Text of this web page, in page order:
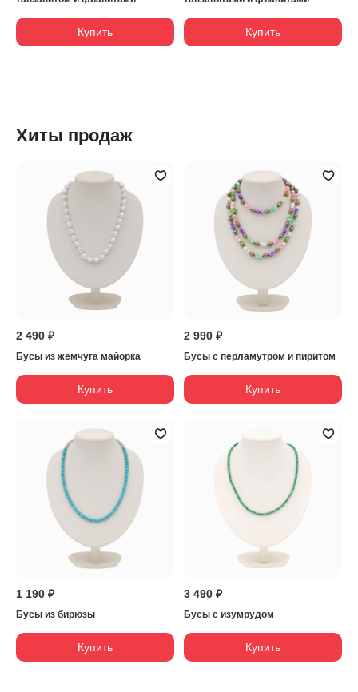
Купить Купить
Хиты продаж
2 490 ₽
Бусы из жемчуга майорка
Купить
2 990 ₽
Бусы с перламутром и пиритом
Купить
1 190 ₽
Бусы из бирюзы
Купить
3 490 ₽
Бусы с изумрудом
Купить